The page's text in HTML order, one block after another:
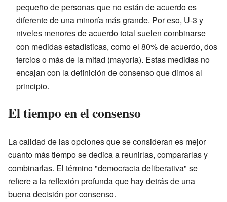
pequeño de personas que no están de acuerdo es
diferente de una minoría más grande. Por eso, U-3 y
niveles menores de acuerdo total suelen combinarse
con medidas estadísticas, como el 80% de acuerdo, dos
tercios o más de la mitad (mayoría). Estas medidas no
encajan con la definición de consenso que dimos al
principio.
El tiempo en el consenso
La calidad de las opciones que se consideran es mejor
cuanto más tiempo se dedica a reunirlas, compararlas y
combinarlas. El término "democracia deliberativa" se
refiere a la reflexión profunda que hay detrás de una
buena decisión por consenso.